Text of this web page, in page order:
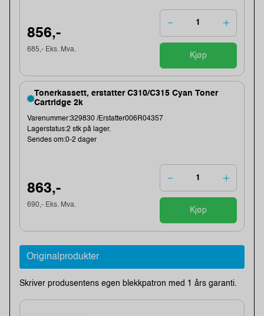
856,-
685,- Eks. Mva.
Kjøp
Tonerkassett, erstatter C310/C315 Cyan Toner
Cartridge 2k
Varenummer:329830 /Erstatter006R04357
Lagerstatus:2 stk på lager.
Sendes om:0-2 dager
863,-
690,- Eks. Mva.
Kjøp
Originalprodukter
Skriver produsentens egen blekkpatron med 1 års garanti.